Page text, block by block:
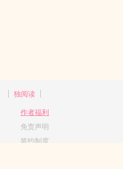
独阅读
作者福利
免责声明
签约制度